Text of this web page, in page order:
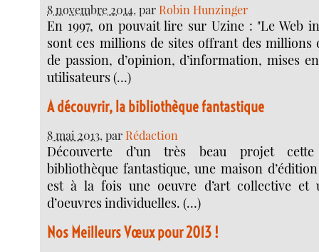
8 novembre 2014, par Robin Hunzinger
En 1997, on pouvait lire sur Uzine : "Le Web
sont ces millions de sites offrant des millions
de passion, d’opinion, d’information, mises
utilisateurs (…)
A découvrir, la bibliothèque fantastique
8 mai 2013, par Rédaction
Découverte d’un très beau projet
bibliothèque fantastique, une maison
est à la fois une oeuvre d’art collective et
d’oeuvres individuelles. (…)
Nos Meilleurs Vœux pour 2013 !